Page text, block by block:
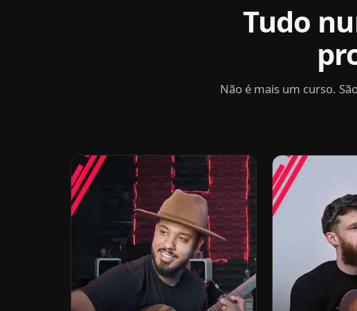
Tudo
Não é mais um curso.